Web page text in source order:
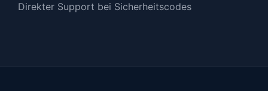
Direkter Support bei Sicherheitscodes